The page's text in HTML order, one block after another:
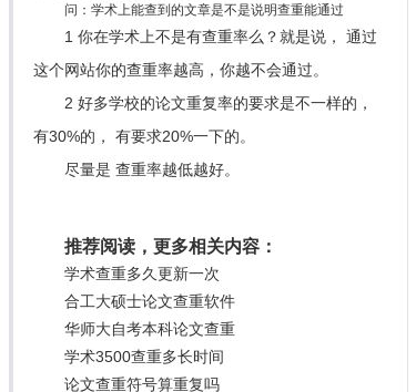
问：学术上能查到的文章是不是说明查重能通过
1 你在学术上不是有查重率么？就是说， 通过
这个网站你的查重率越高，你越不会通过。
2 好多学校的论文重复率的要求是不一样的，
有30%的， 有要求20%一下的。
尽量是 查重率越低越好。
推荐阅读，更多相关内容：
学术查重多久更新一次
合工大硕士论文查重软件
华师大自考本科论文查重
学术3500查重多长时间
论文查重符号算重复吗